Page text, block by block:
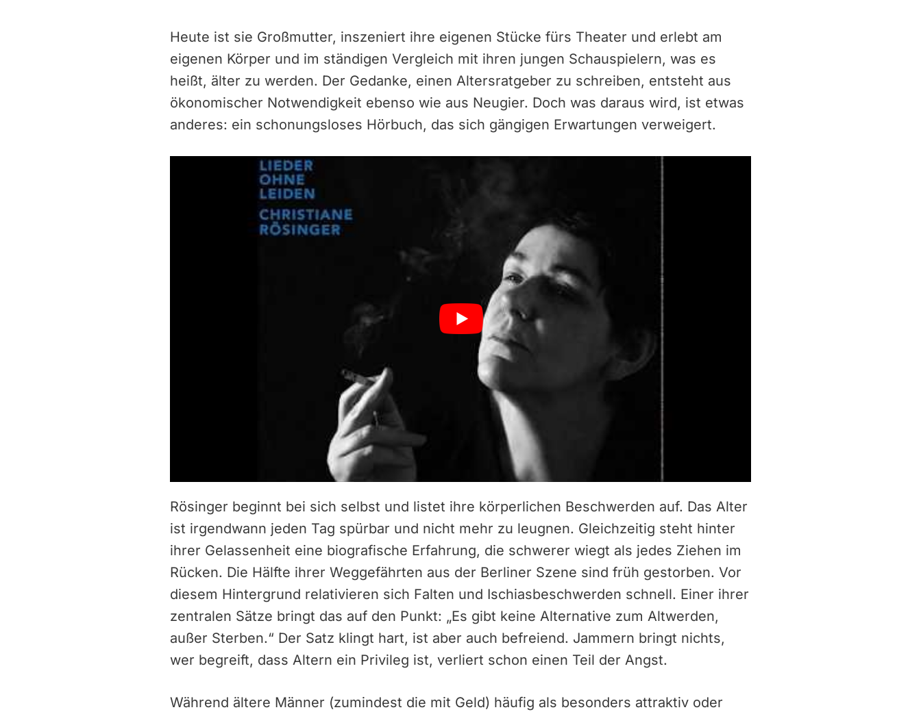
Heute ist sie Großmutter, inszeniert ihre eigenen Stücke fürs Theater und erlebt am
eigenen Körper und im ständigen Vergleich mit ihren jungen Schauspielern, was es
heißt, älter zu werden. Der Gedanke, einen Altersratgeber zu schreiben, entsteht aus
ökonomischer Notwendigkeit ebenso wie aus Neugier. Doch was daraus wird, ist etwas
anderes: ein schonungsloses Hörbuch, das sich gängigen Erwartungen verweigert.
Rösinger beginnt bei sich selbst und listet ihre körperlichen Beschwerden auf. Das Alter
ist irgendwann jeden Tag spürbar und nicht mehr zu leugnen. Gleichzeitig steht hinter
ihrer Gelassenheit eine biografische Erfahrung, die schwerer wiegt als jedes Ziehen im
Rücken. Die Hälfte ihrer Weggefährten aus der Berliner Szene sind früh gestorben. Vor
diesem Hintergrund relativieren sich Falten und Ischiasbeschwerden schnell. Einer ihrer
zentralen Sätze bringt das auf den Punkt: „Es gibt keine Alternative zum Altwerden,
außer Sterben.“ Der Satz klingt hart, ist aber auch befreiend. Jammern bringt nichts,
wer begreift, dass Altern ein Privileg ist, verliert schon einen Teil der Angst.
Während ältere Männer (zumindest die mit Geld) häufig als besonders attraktiv oder